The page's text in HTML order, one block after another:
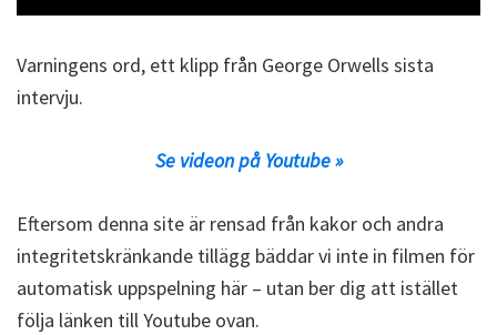
Varningens ord, ett klipp från George Orwells sista
intervju.
Se videon på Youtube »
Eftersom denna site är rensad från kakor och andra
integritetskränkande tillägg bäddar vi inte in filmen för
automatisk uppspelning här – utan ber dig att istället
följa länken till Youtube ovan.